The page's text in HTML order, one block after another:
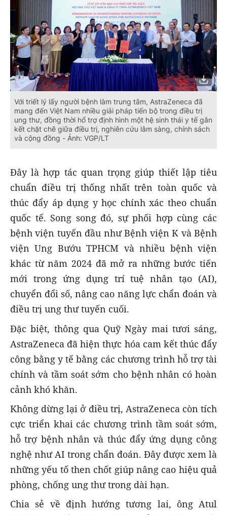
Với triết lý lấy người bệnh làm trung tâm, AstraZeneca đã
mang đến Việt Nam nhiều giải pháp tiến bộ trong điều trị
ung thư, đồng thời hổ trợ định hình một hệ sinh thái y tế gắn
kết chặt chẽ giữa điều trị, nghiên cứu lâm sàng, chính sách
và cộng đồng - Ảnh: VGP/LT
Đây là hợp tác quan trọng giúp thiết lập tiêu
chuẩn điều trị thống nhất trên toàn quốc và
thúc đẩy áp dụng y học chính xác theo chuẩn
quốc tế. Song song đó, sự phối hợp cùng các
bệnh viện tuyến đầu như Bệnh viện K và Bệnh
viện Ung Bướu TPHCM và nhiều bệnh viện
khác từ năm 2024 đã mở ra những bước tiến
mới trong ứng dụng trí tuệ nhân tạo (AI),
chuyển đổi số, nâng cao năng lực chẩn đoán và
điều trị ung thư tuyến cuối.
Đặc biệt, thông qua Quỹ Ngày mai tươi sáng,
AstraZeneca đã hiện thực hóa cam kết thúc đẩy
công bằng y tế bằng các chương trình hỗ trợ tài
chính và tầm soát sớm cho bệnh nhân có hoàn
cảnh khó khăn.
Không dừng lại ở điều trị, AstraZeneca còn tích
cực triển khai các chương trình tầm soát sớm,
hỗ trợ bệnh nhân và thúc đẩy ứng dụng công
nghệ như AI trong chẩn đoán. Đây được xem là
những yếu tố then chốt giúp nâng cao hiệu quả
phòng, chống ung thư trong dài hạn.
Chia sẻ về định hướng tương lai, ông Atul